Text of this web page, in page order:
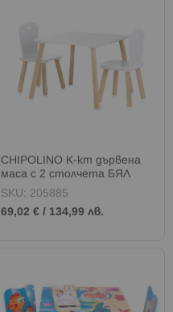
CHIPOLINO К-кт дървена
маса с 2 столчета БЯЛ
SKU: 205885
69,02 € / 134,99 лв.